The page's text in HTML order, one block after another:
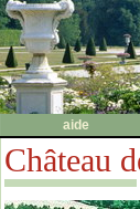
aide
Château